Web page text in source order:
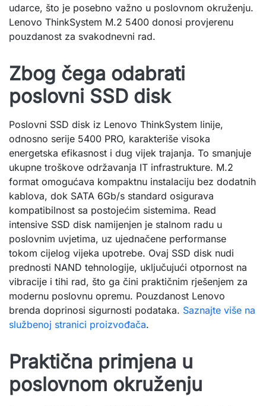
udarce, što je posebno važno u poslovnom okruženju.
Lenovo ThinkSystem M.2 5400 donosi provjerenu
pouzdanost za svakodnevni rad.
Zbog čega odabrati
poslovni SSD disk
Poslovni SSD disk iz Lenovo ThinkSystem linije,
odnosno serije 5400 PRO, karakteriše visoka
energetska efikasnost i dug vijek trajanja. To smanjuje
ukupne troškove održavanja IT infrastrukture. M.2
format omogućava kompaktnu instalaciju bez dodatnih
kablova, dok SATA 6Gb/s standard osigurava
kompatibilnost sa postojećim sistemima. Read
intensive SSD disk namijenjen je stalnom radu u
poslovnim uvjetima, uz ujednačene performanse
tokom cijelog vijeka upotrebe. Ovaj SSD disk nudi
prednosti NAND tehnologije, uključujući otpornost na
vibracije i tihi rad, što ga čini praktičnim rješenjem za
modernu poslovnu opremu. Pouzdanost Lenovo
brenda doprinosi sigurnosti podataka. Saznajte više na
službenoj stranici proizvođača.
Praktična primjena u
poslovnom okruženju